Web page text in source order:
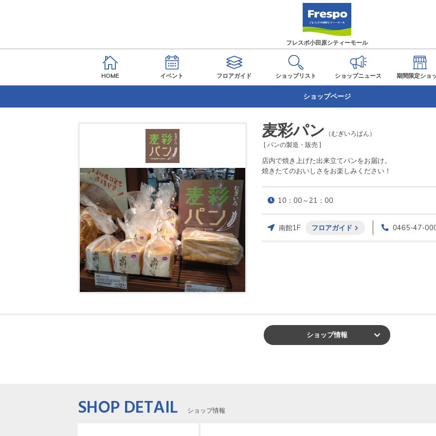
フレスポ小田原シティーモール
HOME イベント フロアガイド ショップリスト ショップニュース 期間限定ショ
ショップページ
麦彩パン
（むぎいろぱん）
[ パンの製造・販売 ]
店内で焼き上げた出来立てパンをお届け。
焼きたてのおいしさをお楽しみください！
10：00～21：00
南館1F フロアガイド 0465-47-
ショップ情報
SHOP DETAIL ショップ情報